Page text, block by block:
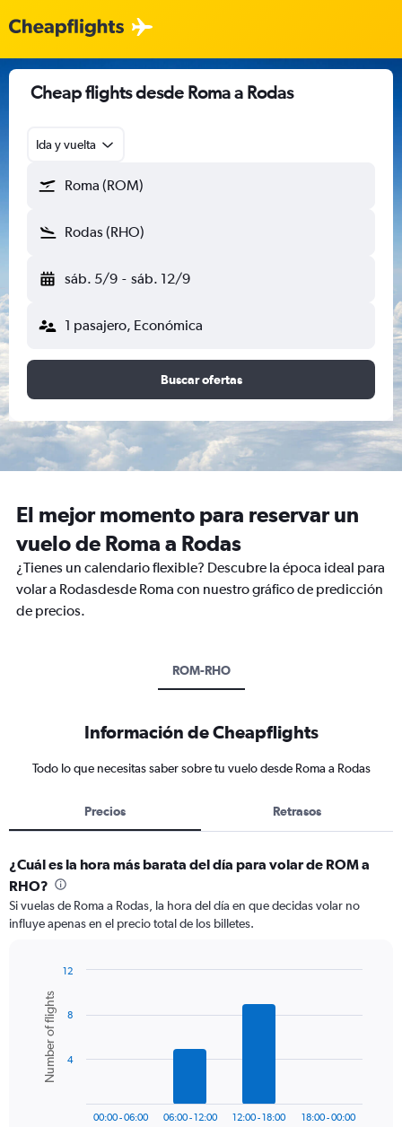
Cheap flights desde Roma a Rodas
Ida y vuelta
Roma (ROM)
Rodas (RHO)
sáb. 5/9 - sáb. 12/9
1 pasajero, Económica
Buscar ofertas
El mejor momento para reservar un
vuelo de Roma a Rodas
¿Tienes un calendario flexible? Descubre la época ideal para
volar a Rodasdesde Roma con nuestro gráfico de predicción
de precios.
ROM-RHO
Información de Cheapflights
Todo lo que necesitas saber sobre tu vuelo desde Roma a Rodas
Precios Retrasos
¿Cuál es la hora más barata del día para volar de ROM a
RHO?
Si vuelas de Roma a Rodas, la hora del día en que decidas volar no
influye apenas en el precio total de los billetes.
chart
with
bars.
The
Chart
graphic.
Number of flights
00:00 - 06:00 06:00 - 12:00 12:00 - 18:00 18:00 - 00:00
4
8
12